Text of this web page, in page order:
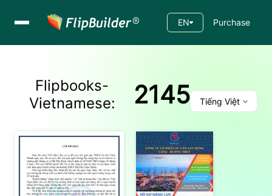
EN Purchase
Flipbooks-
Vietnamese: 2145 Tiếng Việt